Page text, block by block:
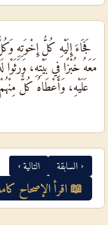
فَجَاءَ إِلَيْهِ كُلُّ إِخْوَتِهِ
مَعَهُ خُبْزًا فِي بَيْتِهِ،
عَلَيْهِ، وَأَعْطَاهُ كُلٌّ
‹ السابقة التالية ›
📖 اقرأ الإصحاح